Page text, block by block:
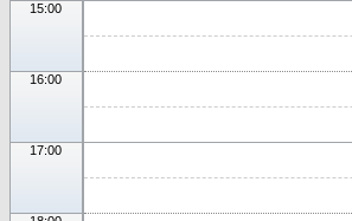
15:00
16:00
17:00